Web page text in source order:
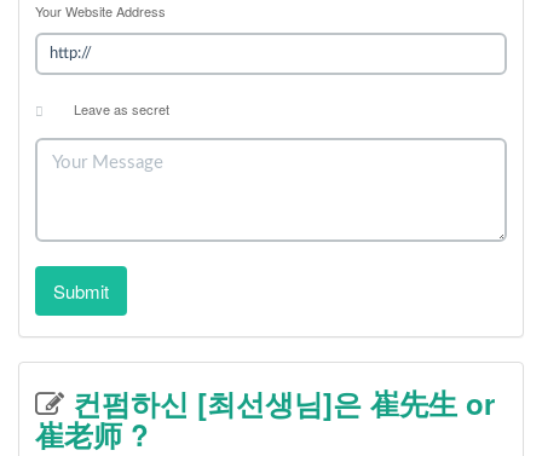
Your Website Address
Leave as secret
Submit
컨펌하신 [최선생님]은 崔先生 or
崔老师 ?